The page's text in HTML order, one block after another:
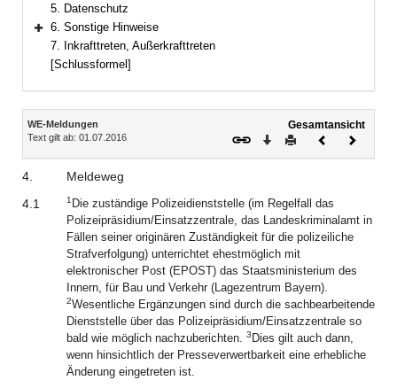
5. Datenschutz
Bereich erweitern
6. Sonstige Hinweise
7. Inkrafttreten, Außerkrafttreten
[Schlussformel]
Inhalt
WE-Meldungen
Text gilt ab: 01.07.2016
Gesamtansicht
Download
DruckenVorheriges
4.
Meldeweg
4.1
1 Die zuständige Polizeidienststelle (im Regelfall das
Polizeipräsidium/Einsatzzentrale, das Landeskriminalamt in
Fällen seiner originären Zuständigkeit für die polizeiliche
Strafverfolgung) unterrichtet ehestmöglich mit
elektronischer Post (EPOST) das Staatsministerium des
Innern, für Bau und Verkehr (Lagezentrum Bayern).
2Wesentliche Ergänzungen sind durch die sachbearbeitende
Dienststelle über das Polizeipräsidium/Einsatzzentrale so
bald wie möglich nachzuberichten. 3 Dies gilt auch dann,
wenn hinsichtlich der Presseverwertbarkeit eine erhebliche
Änderung eingetreten ist.